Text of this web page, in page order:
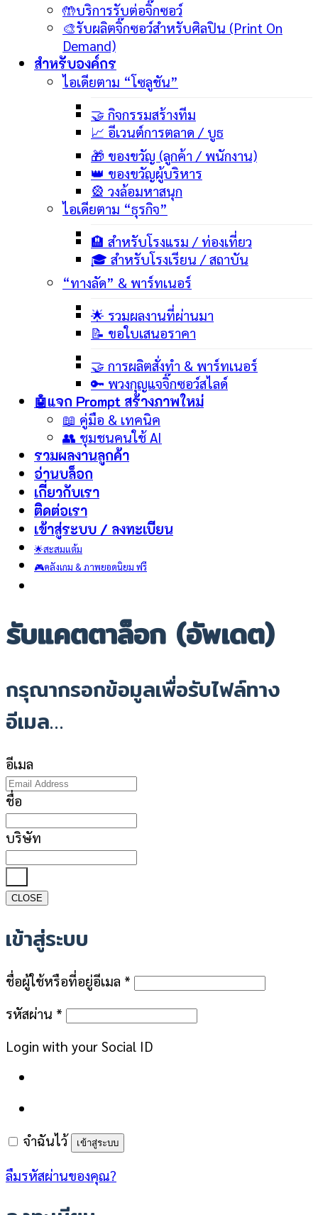
🤲บริการรับต่อจิ๊กซอว์
🎨รับผลิตจิ๊กซอว์สำหรับศิลปิน (Print On
Demand)
สำหรับองค์กร
ไอเดียตาม “โซลูชัน”
🤝 กิจกรรมสร้างทีม
📈 อีเวนต์การตลาด / บูธ
🎁 ของขวัญ (ลูกค้า / พนักงาน)
👑 ของขวัญผู้บริหาร
🎡 วงล้อมหาสนุก
ไอเดียตาม “ธุรกิจ”
🏨 สำหรับโรงแรม / ท่องเที่ยว
🎓 สำหรับโรงเรียน / สถาบัน
“ทางลัด” & พาร์ทเนอร์
🌟 รวมผลงานที่ผ่านมา
📝 ขอใบเสนอราคา
🤝 การผลิตสั่งทำ & พาร์ทเนอร์
🔑 พวงกุญแจจิ๊กซอว์สไลด์
🤖แจก Prompt สร้างภาพ
📖 คู่มือ & เทคนิค
👥 ชุมชนคนใช้ AI
รวมผลงานลูกค้า
อ่านบล็อก
เกี่ยวกับเรา
ติดต่อเรา
เข้าสู่ระบบ / ลงทะเบียน
🌟สะสมแต้ม
🎮คลังเกม & ภาพยอดนิยม ฟรี
รับแคตตาล็อก (อัพเดต)
กรุณากรอกข้อมูลเพื่อรับไฟล์ทาง
อีเมล…
อีเมล
ชื่อ
บริษัท
CLOSE
เข้าสู่ระบบ
ชื่อผู้ใช้หรือที่อยู่อีเมล * ต้องการ
รหัสผ่าน * ต้องการ
Login with your Social ID
จำฉันไว้ เข้าสู่ระบบ
ลืมรหัสผ่านของคุณ?